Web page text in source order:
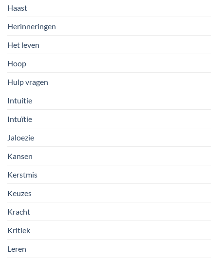
Haast
Herinneringen
Het leven
Hoop
Hulp vragen
Intuitie
Intuïtie
Jaloezie
Kansen
Kerstmis
Keuzes
Kracht
Kritiek
Leren